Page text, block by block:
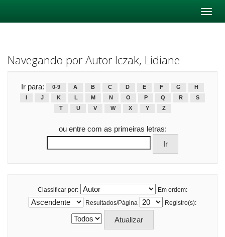
Navegando por Autor Iczak, Lidiane
Ir para: 0-9 A B C D E F G
H
J K L M N O P Q R
S
T
U V W X Y Z
ou entre com as primeiras letras:
Classificar por:
Em ordem:
Resultados/Página
Registro(s):